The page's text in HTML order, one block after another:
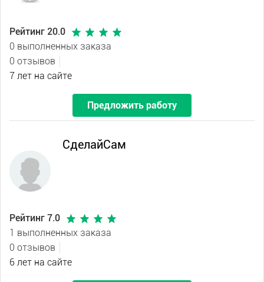
Рейтинг 20.0
0 выполненных заказа
0 отзывов
7 лет на сайте
Предложить работу
СделайСам
Рейтинг 7.0
1 выполненных заказа
0 отзывов
6 лет на сайте